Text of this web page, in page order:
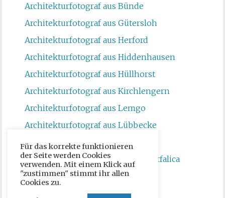
Architekturfotograf aus Bünde
Architekturfotograf aus Gütersloh
Architekturfotograf aus Herford
Architekturfotograf aus Hiddenhausen
Architekturfotograf aus Hüllhorst
Architekturfotograf aus Kirchlengern
Architekturfotograf aus Lemgo
Architekturfotograf aus Lübbecke
Architekturfotograf aus Minden
Architekturfotograf aus Porta Westfalica
Architekturfotograf aus Spenge
Architekturfotograf aus Vlotho
Für das korrekte funktionieren
der Seite werden Cookies
verwenden. Mit einem Klick auf
"zustimmen" stimmt ihr allen
Cookies zu.